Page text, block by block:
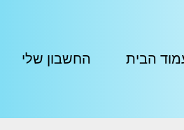
הבית החשבון שלי